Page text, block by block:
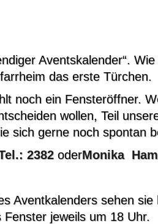
Aventskalender“.
das erste Türchen.
noch ein Fensteröffner.
wollen, Teil
sich gerne noch spontan
2382 oderMonika
Aventkalenders sehen
jeweils um 18 Uhr.